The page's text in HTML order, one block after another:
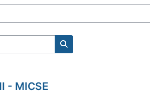
Search courses
- MICSE